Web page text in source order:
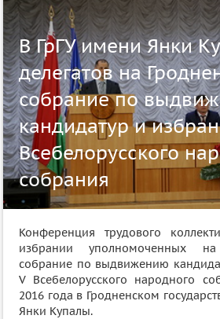
В ГрГУ имени Янки
делегатов на
собрание по
кандидатур и
Всебелорусского
собрания
Конференция трудового
избрании уполномоченных на
собрание по выдвижению
V Всебелорусского народного
2016 года в Гродненском
Янки Купалы.